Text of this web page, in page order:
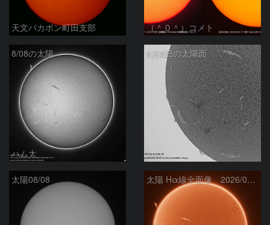
天文バカボン町田支部 （＾０＾）コメト
8/08の太陽
ハム太
8月8日の太陽面
ta-o
太陽08/08 太陽 Hα線全面像 2026/08/08